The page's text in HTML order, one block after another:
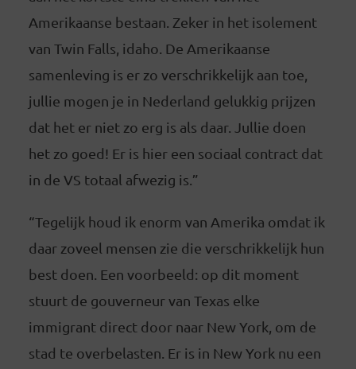
Amerikaanse bestaan. Zeker in het isolement
van Twin Falls, idaho. De Amerikaanse
samenleving is er zo verschrikkelijk aan toe,
jullie mogen je in Nederland gelukkig prijzen
dat het er niet zo erg is als daar. Jullie doen
het zo goed! Er is hier een sociaal contract dat
in de VS totaal afwezig is.”
“Tegelijk houd ik enorm van Amerika omdat ik
daar zoveel mensen zie die verschrikkelijk hun
best doen. Een voorbeeld: op dit moment
stuurt de gouverneur van Texas elke
immigrant direct door naar New York, om de
stad te overbelasten. Er is in New York nu een